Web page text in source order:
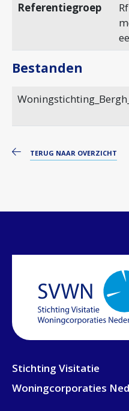
Referentiegroep
Bestanden
TERUG NAAR OVERZICHT
Stichting Visitatie
Woningcorporaties